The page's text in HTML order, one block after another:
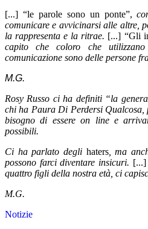
[...] “le parole sono un ponte”,
comunicare e avvicinarsi alle altre,
la rappresenta e la ritrae. [...] “Gli
capito che coloro che
comunicazione sono delle persone
M.G.
Rosy Russo ci ha definiti “la
chi ha Paura Di Perdersi Qualcosa,
bisogno di essere on line e
possibili.
Ci ha parlato degli haters, ma
possono farci diventare insicuri. [...]
quattro figli della nostra età, ci
M.G.
Notizie